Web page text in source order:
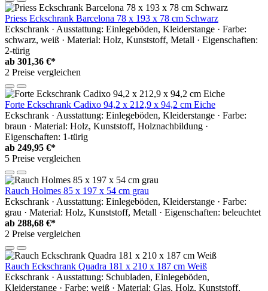
Priess Eckschrank Barcelona 78 x 193 x 78 cm Schwarz
Eckschrank · Ausstattung: Einlegeböden, Kleiderstange · Farbe:
schwarz, weiß · Material: Holz, Kunststoff, Metall · Eigenschaften:
2-türig
ab 301,36 €*
2 Preise vergleichen
Forte Eckschrank Cadixo 94,2 x 212,9 x 94,2 cm Eiche
Eckschrank · Ausstattung: Einlegeböden, Kleiderstange · Farbe:
braun · Material: Holz, Kunststoff, Holznachbildung ·
Eigenschaften: 1-türig
ab 249,95 €*
5 Preise vergleichen
Rauch Holmes 85 x 197 x 54 cm grau
Eckschrank · Ausstattung: Einlegeböden, Kleiderstange · Farbe:
grau · Material: Holz, Kunststoff, Metall · Eigenschaften: beleuchtet
ab 288,68 €*
2 Preise vergleichen
Rauch Eckschrank Quadra 181 x 210 x 187 cm Weiß
Eckschrank · Ausstattung: Schubladen, Einlegeböden,
Kleiderstange · Farbe: weiß · Material: Glas, Holz, Kunststoff,